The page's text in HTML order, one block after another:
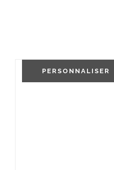
PERSONNALISER